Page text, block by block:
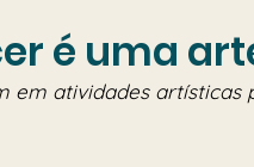
é uma
em atividades artísticas